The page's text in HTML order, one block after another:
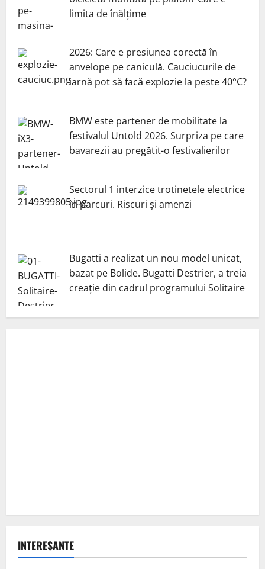
limita de înălțime
2026: Care e presiunea corectă în
anvelope pe caniculă. Cauciucurile de
iarnă pot să facă explozie la peste 40°C?
BMW este partener de mobilitate la
festivalul Untold 2026. Surpriza pe care
bavarezii au pregătit-o festivalierilor
Sectorul 1 interzice trotinetele electrice
în parcuri. Riscuri și amenzi
Bugatti a realizat un nou model unicat,
bazat pe Bolide. Bugatti Destrier, a treia
creație din cadrul programului Solitaire
INTERESANTE